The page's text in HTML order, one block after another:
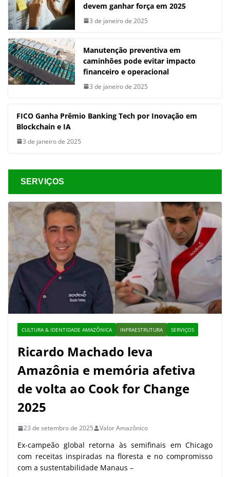
devem ganhar força em 2025
3 de janeiro de 2025
Manutenção preventiva em
caminhões pode evitar impacto
financeiro e operacional
3 de janeiro de 2025
FICO Ganha Prêmio Banking Tech por Inovação em
Blockchain e IA
3 de janeiro de 2025
SERVIÇOS
CULTURA & IDENTIDADE AMAZÔNICA INFRAESTRUTURA SERVIÇOS
Ricardo Machado leva
Amazônia e memória afetiva
de volta ao Cook for Change
2025
23 de setembro de 2025 Valor Amazônico
Ex-campeão global retorna às semifinais em Chicago
com receitas inspiradas na floresta e no compromisso
com a sustentabilidade Manaus –